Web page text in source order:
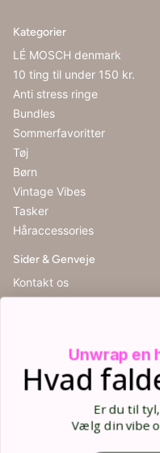
Kategorier
LÉ MOSCH denmark
10 ting til under 150 kr.
Anti stress ringe
Bundles
Sommerfavoritter
Tøj
Børn
Vintage Vibes
Tasker
Håraccessories
Sider & Genveje
Kontakt os
Handelsbetingelser
Størrelsesguide
Blog
Opret bruger
Unwrap en
Hvad
Er du til
Vælg din vibe